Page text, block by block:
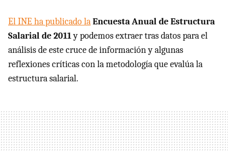
El INE ha publicado laEncuesta Anual de Estructura
Salarial de 2011y podemos extraer tras datos para el
análisis de este cruce de información y algunas
reflexiones críticas con la metodología que evalúa la
estructura salarial.